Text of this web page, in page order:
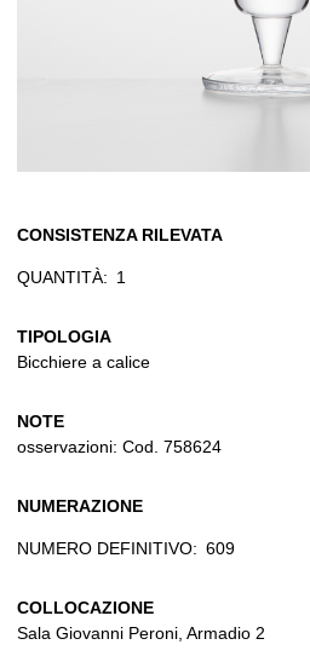
CONSISTENZA RILEVATA
QUANTITÀ: 1
TIPOLOGIA
Bicchiere a calice
NOTE
osservazioni: Cod. 758624
NUMERAZIONE
NUMERO DEFINITIVO: 609
COLLOCAZIONE
Sala Giovanni Peroni, Armadio 2